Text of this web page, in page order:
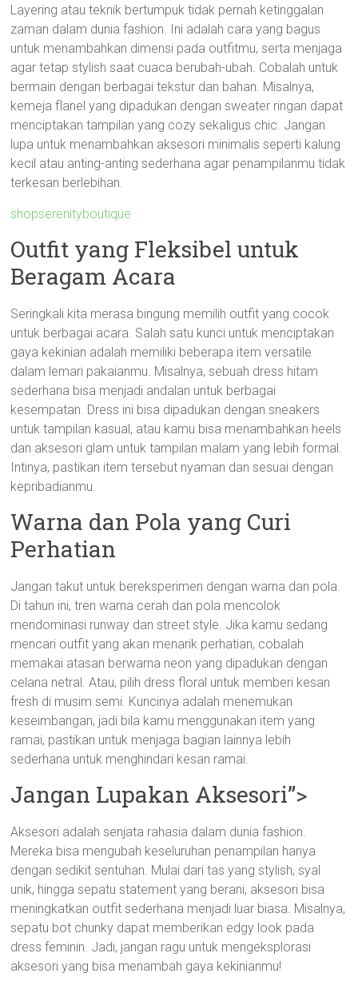
Layering atau teknik bertumpuk tidak pernah ketinggalan
zaman dalam dunia fashion. Ini adalah cara yang bagus
untuk menambahkan dimensi pada outfitmu, serta menjaga
agar tetap stylish saat cuaca berubah-ubah. Cobalah untuk
bermain dengan berbagai tekstur dan bahan. Misalnya,
kemeja flanel yang dipadukan dengan sweater ringan dapat
menciptakan tampilan yang cozy sekaligus chic. Jangan
lupa untuk menambahkan aksesori minimalis seperti kalung
kecil atau anting-anting sederhana agar penampilanmu tidak
terkesan berlebihan.
shopserenityboutique
Outfit yang Fleksibel untuk
Beragam Acara
Seringkali kita merasa bingung memilih outfit yang cocok
untuk berbagai acara. Salah satu kunci untuk menciptakan
gaya kekinian adalah memiliki beberapa item versatile
dalam lemari pakaianmu. Misalnya, sebuah dress hitam
sederhana bisa menjadi andalan untuk berbagai
kesempatan. Dress ini bisa dipadukan dengan sneakers
untuk tampilan kasual, atau kamu bisa menambahkan heels
dan aksesori glam untuk tampilan malam yang lebih formal.
Intinya, pastikan item tersebut nyaman dan sesuai dengan
kepribadianmu.
Warna dan Pola yang Curi
Perhatian
Jangan takut untuk bereksperimen dengan warna dan pola.
Di tahun ini, tren warna cerah dan pola mencolok
mendominasi runway dan street style. Jika kamu sedang
mencari outfit yang akan menarik perhatian, cobalah
memakai atasan berwarna neon yang dipadukan dengan
celana netral. Atau, pilih dress floral untuk memberi kesan
fresh di musim semi. Kuncinya adalah menemukan
keseimbangan, jadi bila kamu menggunakan item yang
ramai, pastikan untuk menjaga bagian lainnya lebih
sederhana untuk menghindari kesan ramai.
Jangan Lupakan Aksesori”>
Aksesori adalah senjata rahasia dalam dunia fashion.
Mereka bisa mengubah keseluruhan penampilan hanya
dengan sedikit sentuhan. Mulai dari tas yang stylish, syal
unik, hingga sepatu statement yang berani, aksesori bisa
meningkatkan outfit sederhana menjadi luar biasa. Misalnya,
sepatu bot chunky dapat memberikan edgy look pada
dress feminin. Jadi, jangan ragu untuk mengeksplorasi
aksesori yang bisa menambah gaya kekinianmu!